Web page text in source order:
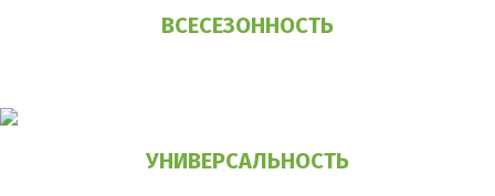
ВСЕСЕЗОННОСТЬ
УНИВЕРСАЛЬНОСТЬ